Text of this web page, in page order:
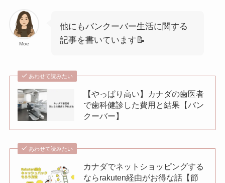
Moe
他にもバンクーバー生活に関する
記事を書いています📝
あわせて読みたい
【やっぱり高い】カナダの歯医者
で歯科健診した費用と結果【バン
クーバー】
あわせて読みたい
カナダでネットショッピングする
ならrakuten経由がお得な話【節